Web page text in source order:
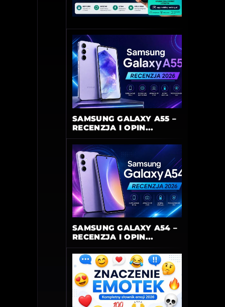
SAMSUNG GALAXY A55 –
RECENZJA I OPIN...
SAMSUNG GALAXY A54 –
RECENZJA I OPIN...